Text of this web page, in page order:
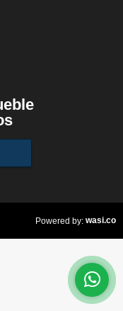
Powered by: wasi.co